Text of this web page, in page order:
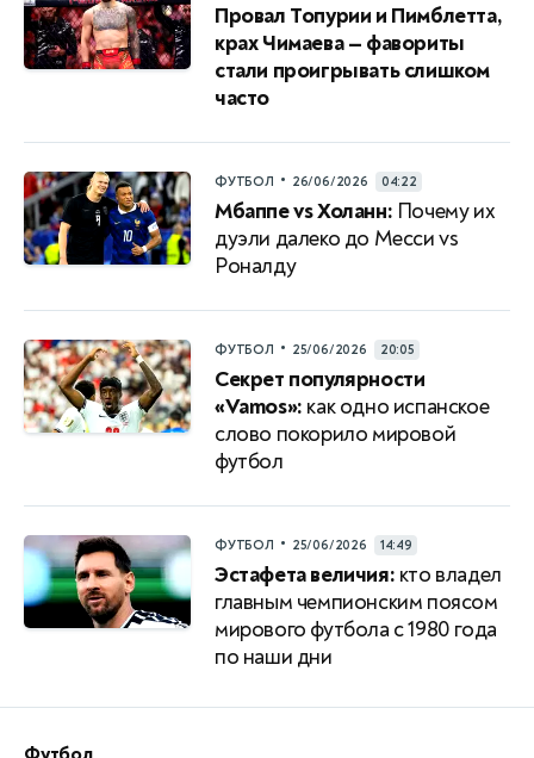
Провал Топурии и Пимблетта,
крах Чимаева — фавориты
стали проигрывать слишком
часто
ФУТБОЛ • 26/06/2026 04:22
Мбаппе vs Холанн: Почему их
дуэли далеко до Месси vs
Роналду
ФУТБОЛ • 25/06/2026 20:05
Секрет популярности
«Vamos»: как одно испанское
слово покорило мировой
футбол
ФУТБОЛ • 25/06/2026 14:49
Эстафета величия: кто владел
главным чемпионским поясом
мирового футбола с 1980 года
по наши дни